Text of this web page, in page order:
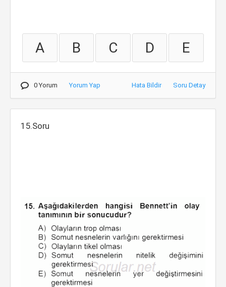
A B C D E
0 Yorum Yorum Yap Hata Bildir Soru Detay
15.Soru